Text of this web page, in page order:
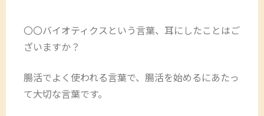
〇〇バイオティクスという言葉、耳にしたことはご
ざいますか？
腸活でよく使われる言葉で、腸活を始めるにあたっ
て大切な言葉です。